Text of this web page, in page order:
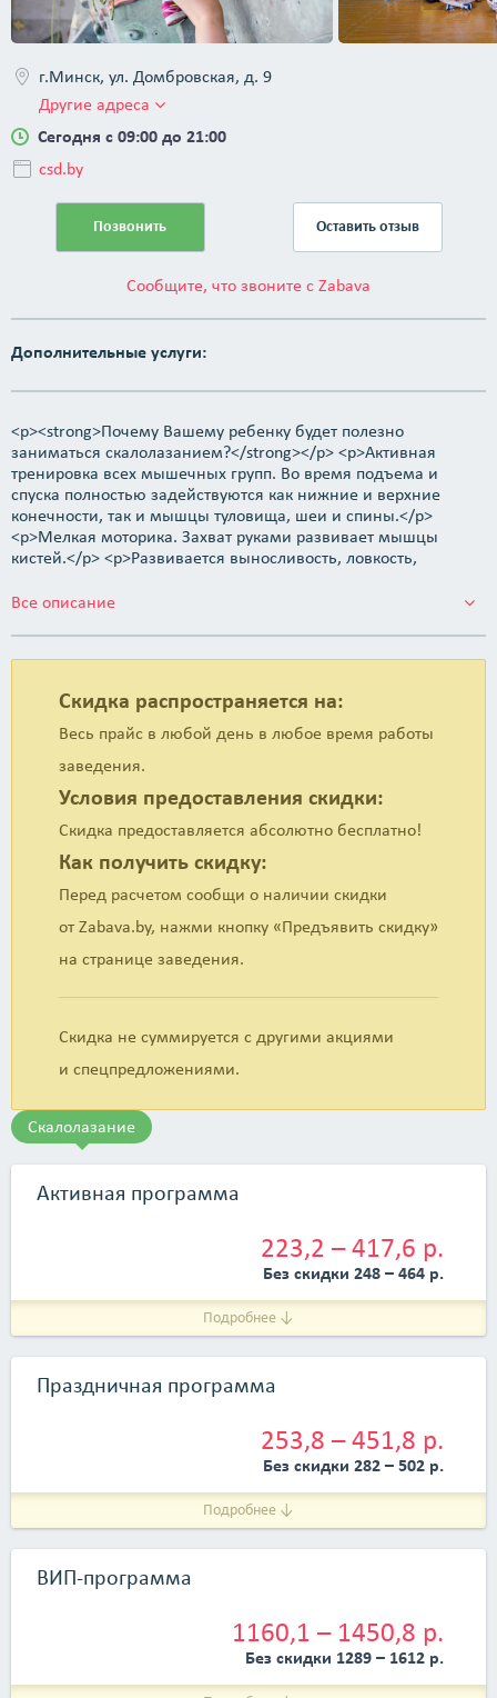
Скидка распространяется на:
Весь прайс в любой день в любое время работы
заведения.
Условия предоставления скидки:
Скидка предоставляется абсолютно бесплатно!
Как получить скидку:
Перед расчетом сообщи о наличии скидки
от Zabava.by, нажми кнопку «Предъявить скидку»
на странице заведения.
Скидка не суммируется с другими акциями
и спецпредложениями.
Скалолазание
Активная программа
223,2 – 417,6 р.
Без скидки 248 – 464 р.
Подробнее ↓
Праздничная программа
253,8 – 451,8 р.
Без скидки 282 – 502 р.
Подробнее ↓
ВИП-программа
1160,1 – 1450,8 р.
Без скидки 1289 – 1612 р.
г.Минск, ул. Домбровская, д. 9
Другие адреса
Сегодня с 09:00 до 21:00
csd.by
Позвонить Оставить отзыв
Сообщите, что звоните с Zabava
Дополнительные услуги:
<p><strong>Почему Вашему ребенку будет полезно
заниматься скалолазанием?</strong></p> <p>Активная
тренировка всех мышечных групп. Во время подъема и
спуска полностью задействуются как нижние и верхние
конечности, так и мышцы туловища, шеи и спины.</p>
<p>Мелкая моторика. Захват руками развивает мышцы
кистей.</p> <p>Развивается выносливость, ловкость,
психологическое состояние. Получение навыков в
самооценку, развивается воля к победе, самомотивация,
самоконтроль, стрессоустойчивость, что станет ключом к
лазания по скалодрому развивается зрительная,
пространственная память, глазомер, тактическое, логическое,
стратегическое мышление.</p>
Все описание